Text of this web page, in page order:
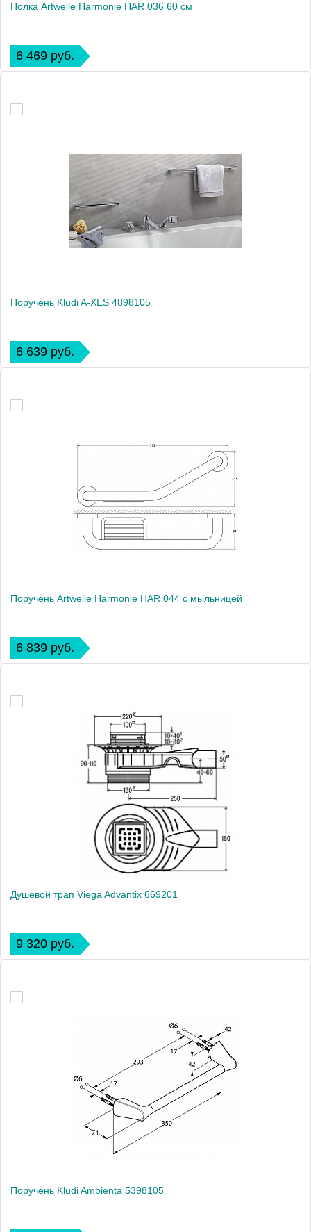
Полка Artwelle Harmonie HAR 036 60 см
6 469 руб.
Поручень Kludi A-XES 4898105
6 639 руб.
Поручень Artwelle Harmonie HAR 044 с мыльницей
6 839 руб.
Душевой трап Viega Advantix 669201
9 320 руб.
Поручень Kludi Ambienta 5398105